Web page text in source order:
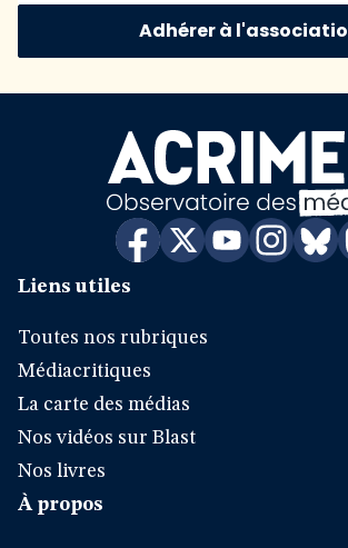
Adhérer à
Liens utiles
Toutes nos rubriques
Médiacritiques
La carte des médias
Nos vidéos sur Blast
Nos livres
À propos